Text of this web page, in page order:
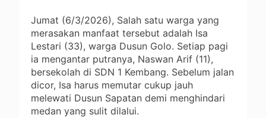
Jumat (6/3/2026), ‎Salah satu warga yang
merasakan manfaat tersebut adalah Isa
Lestari (33), warga Dusun Golo. Setiap pagi
ia mengantar putranya, Naswan Arif (11),
bersekolah di SDN 1 Kembang. Sebelum jalan
dicor, Isa harus memutar cukup jauh
melewati Dusun Sapatan demi menghindari
medan yang sulit dilalui.